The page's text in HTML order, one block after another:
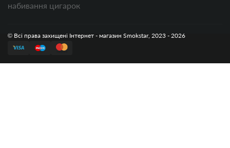
набивання цигарок
© Всі права захищені Інтернет - магазин Smokstar, 2023 - 2026